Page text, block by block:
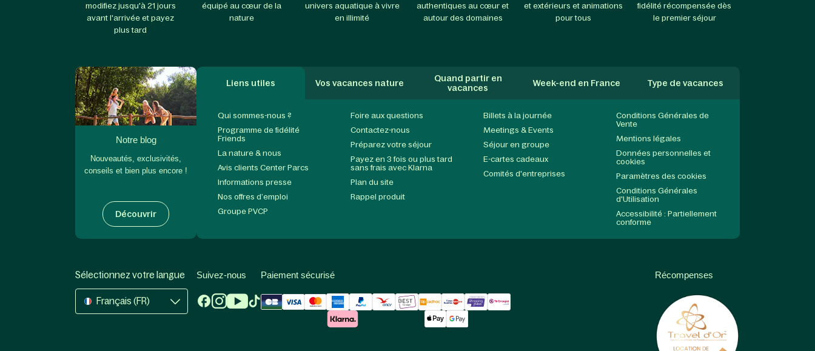
modifiez jusqu'à 21 jours
avant l'arrivée et payez
plus tard
équipé au cœur de la
nature
univers aquatique à vivre
en illimité
authentiques au cœur et
autour des domaines
et extérieurs et animations
pour tous
fidélité récompensée dès
le premier séjour
Notre blog
Nouveautés, exclusivités,
conseils et bien plus encore !
Découvrir
Liens utiles Vos vacances nature
Quand partir en
vacances
Week-end en France Type de vacances
Qui sommes-nous ?
Programme de fidélité
Friends
La nature & nous
Avis clients Center Parcs
Informations presse
Nos offres d’emploi
Groupe PVCP
Foire aux questions
Contactez-nous
Préparez votre séjour
Payez en 3 fois ou plus tard
sans frais avec Klarna
Plan du site
Rappel produit
Billets à la journée
Meetings & Events
Séjour en groupe
E-cartes cadeaux
Comités d'entreprises
Conditions Générales de
Vente
Mentions légales
Données personnelles et
cookies
Paramètres des cookies
Conditions Générales
d'Utilisation
Accessibilité : Partiellement
conforme
Sélectionnez votre langue
Français (FR)
Suivez-nous Paiement sécurisé Récompenses